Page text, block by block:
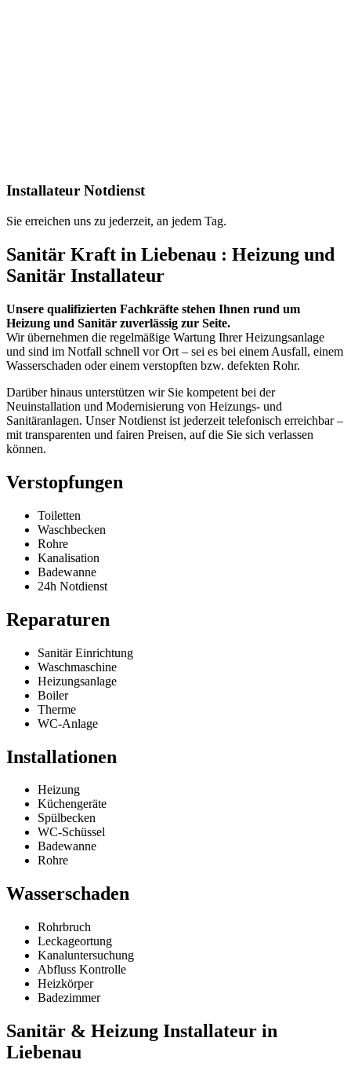
Installateur Notdienst
Sie erreichen uns zu jederzeit, an jedem Tag.
Sanitär Kraft in Liebenau : Heizung und
Sanitär Installateur
Unsere qualifizierten Fachkräfte stehen Ihnen rund um
Heizung und Sanitär zuverlässig zur Seite.
Wir übernehmen die regelmäßige Wartung Ihrer Heizungsanlage
und sind im Notfall schnell vor Ort – sei es bei einem Ausfall, einem
Wasserschaden oder einem verstopften bzw. defekten Rohr.
Darüber hinaus unterstützen wir Sie kompetent bei der
Neuinstallation und Modernisierung von Heizungs- und
Sanitäranlagen. Unser Notdienst ist jederzeit telefonisch erreichbar –
mit transparenten und fairen Preisen, auf die Sie sich verlassen
können.
Verstopfungen
Toiletten
Waschbecken
Rohre
Kanalisation
Badewanne
24h Notdienst
Reparaturen
Sanitär Einrichtung
Waschmaschine
Heizungsanlage
Boiler
Therme
WC-Anlage
Installationen
Heizung
Küchengeräte
Spülbecken
WC-Schüssel
Badewanne
Rohre
Wasserschaden
Rohrbruch
Leckageortung
Kanaluntersuchung
Abfluss Kontrolle
Heizkörper
Badezimmer
Sanitär & Heizung Installateur in
Liebenau